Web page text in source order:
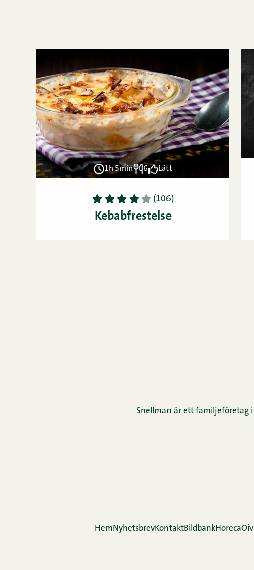
1h 5min 6 Lätt
1 2 3 4 5 (106)
Kebabfrestelse
Snellman är ett familjeföretag i
HemNyhetsbrevKontaktBildbankHoreca